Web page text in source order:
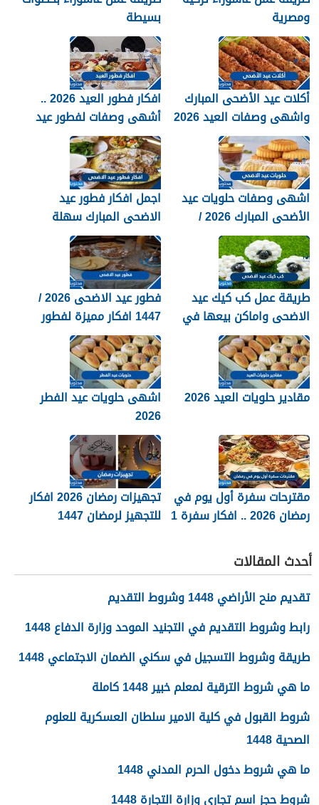
ومصرية
بسيطة
أكلات عيد الأضحى المبارك
واشهى وصفات العيد 2026
افكار فطور العيد 2026 ..
أشهى وصفات لفطور عيد
الاضحى المبارك 1447
اشهى وصفات حلويات عيد
الأضحى المبارك 2026 /
1447
اجمل افكار فطور عيد
الاضحى المبارك سهلة
ولذيذة 2026
طريقة عمل كب كيك عيد
الاضحى واماكن بيعها في
السعودية 2026 / 1447
فطور عيد الاضحى 2026 /
1447 افكار مميزة لفطور
العيد
مقادير حلويات العيد 2026
اشهى حلويات عيد الفطر
2026
مقترحات سفرة أول يوم في
رمضان 2026 .. افكار سفرة 1
تجهيزات رمضان 2026 افكار
للتجهيز لرمضان 1447
أحدث المقالات
تقديم منح الأراضي 1448 وشروط التقديم
رابط وشروط التقديم في التجنيد الموحد وزارة الدفاع 1448
طريقة وشروط التسجيل في سكني الضمان الاجتماعي 1448
ما هي شروط الترقية لمعلم خبير 1448 كاملة
شروط القبول في كلية الامير سلطان العسكرية للعلوم
الصحية 1448
ما هي شروط دخول الحرم المدني 1448
شروط حجز اسم تجاري وزارة التجارة 1448